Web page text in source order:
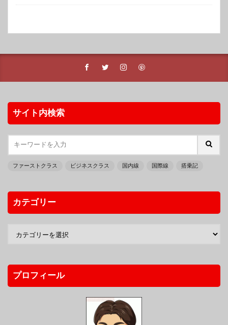
サイト内検索
ファーストクラス ビジネスクラス 国内線 国際線 搭乗記
カテゴリー
プロフィール